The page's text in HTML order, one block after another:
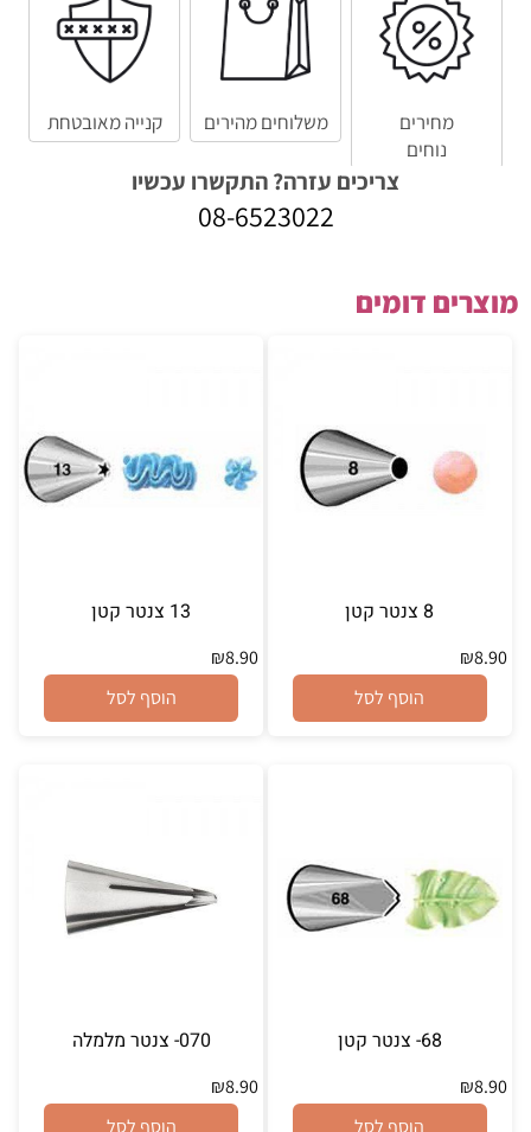
מחירים
נוחים
משלוחים מהירים קנייה מאובטחת
צריכים עזרה? התקשרו עכשיו
08-6523022
מוצרים דומים
8 צנטר קטן
₪8.90
הוסף לסל
13 צנטר קטן
₪8.90
הוסף לסל
68- צנטר קטן
₪8.90
הוסף לסל
070- צנטר מלמלה
₪8.90
הוסף לסל